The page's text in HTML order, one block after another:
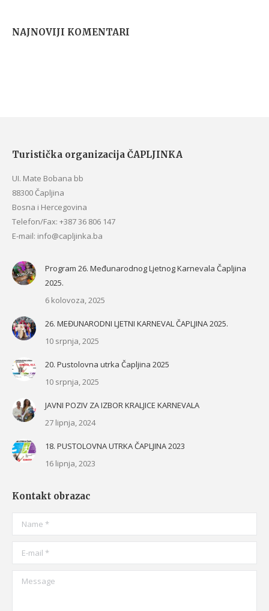
NAJNOVIJI KOMENTARI
Turistička organizacija ČAPLJINKA
UI. Mate Bobana bb
88300 Čapljina
Bosna i Hercegovina
Telefon/Fax: +387 36 806 147
E-mail: info@capljinka.ba
Program 26. Međunarodnog Ljetnog Karnevala Čapljina
2025.
6 kolovoza, 2025
26. MEĐUNARODNI LJETNI KARNEVAL ČAPLJINA 2025.
10 srpnja, 2025
20. Pustolovna utrka Čapljina 2025
10 srpnja, 2025
JAVNI POZIV ZA IZBOR KRALJICE KARNEVALA
27 lipnja, 2024
18. PUSTOLOVNA UTRKA ČAPLJINA 2023
16 lipnja, 2023
Kontakt obrazac
Name *
E-mail *
Message